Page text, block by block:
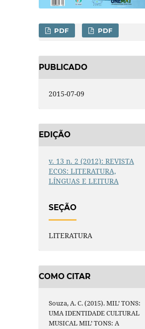
PDF PDF
PUBLICADO
2015-07-09
EDIÇÃO
v. 13 n. 2 (2012): REVISTA
ECOS: LITERATURA,
LÍNGUAS E LEITURA
SEÇÃO
LITERATURA
COMO CITAR
Souza, A. C. (2015). MIL’ TONS:
UMA IDENTIDADE CULTURAL
MUSICAL MIL’ TONS: A